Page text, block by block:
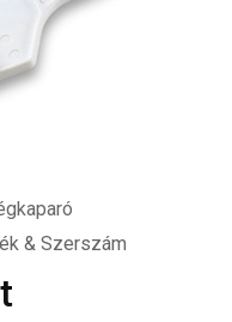
& Szerszám